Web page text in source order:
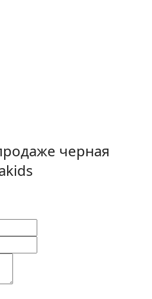
черная